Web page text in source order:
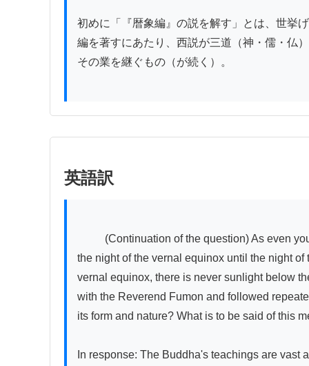
初めに「『暦象編』の説を解す」とは、世挙
編を著すにあたり、西説が三道（神・儒・仏
その業を継ぐもの（が続く）。
英語訳
the night of the vernal equinox until the night
vernal equinox, there is never sunlight below
with the Reverend Fumon and followed
its form and nature? What is to be said of this
In response: The Buddha's teachings are